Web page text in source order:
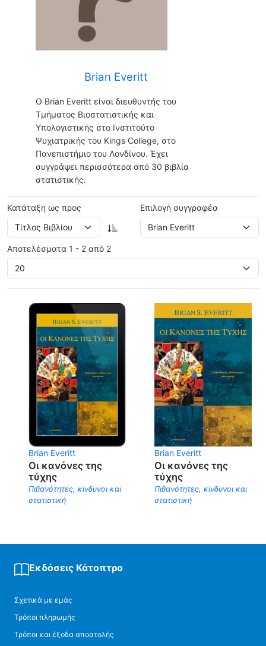
Brian Everitt
Ο Brian Everitt είναι διευθυντής του
Τμήματος Βιοστατιστικής και
Υπολογιστικής στο Ινστιτούτο
Ψυχιατρικής του Kings College, στο
Πανεπιστήμιο του Λονδίνου. Έχει
συγγράψει περισσότερα από 30 βιβλία
στατιστικής.
Κατάταξη ως προς Επιλογή συγγραφέα
Αποτελέσματα 1 - 2 από 2
Brian Everitt
Οι κανόνες της
τύχης
Πιθανότητες, κίνδυνοι και
στατιστική
Brian Everitt
Οι κανόνες της
τύχης
Πιθανότητες, κίνδυνοι και
στατιστική
Εκδόσεις Κάτοπτρο
Σχετικά με εμάς
Τρόποι πληρωμής
Τρόποι και έξοδα αποστολής